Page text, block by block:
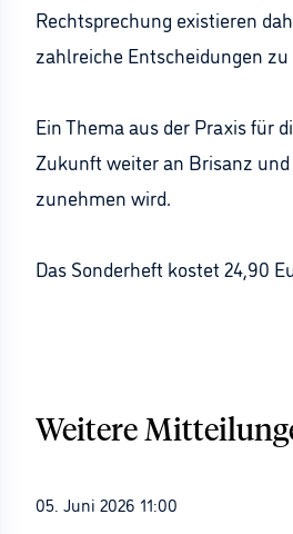
Rechtsprechung existieren
zahlreiche Entscheidungen
Ein Thema aus der Praxis für
Zukunft weiter an Brisanz
zunehmen wird.
Das Sonderheft kostet 24,90
Weitere
05. Juni 2026 11:00